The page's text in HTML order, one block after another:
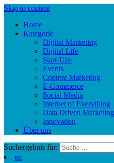
Skip to content
Home
Kategorie
Digital Marketing
Digital Life
Start-Ups
Events
Content Marketing
E-Commerce
Social Media
Internet of Everything
Data Driven Marketing
Innovation
Über uns
Suchergebnis für:
en